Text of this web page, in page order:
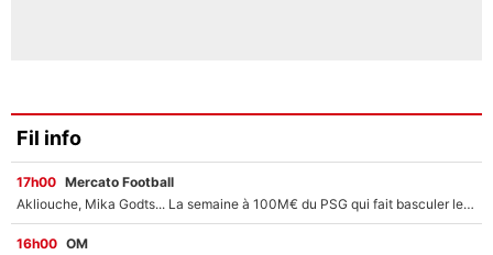
Fil info
17h00 Mercato Football
Akliouche, Mika Godts... La semaine à 100M€ du PSG qui fait basculer le mercato du PSG !
16h00 OM